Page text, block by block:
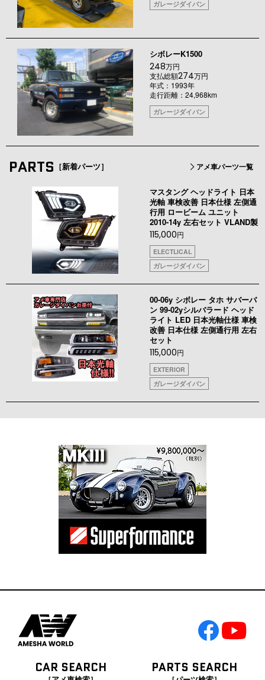
ガレージダイバン
シボレーK1500
248万円
支払総額274万円
年式：1993年
走行距離：24,968km
ガレージダイバン
PARTS ［新着パーツ］ アメ車パーツ一覧
マスタング ヘッドライト 日本
光軸 車検改善 日本仕様 左側通
行用 ロービーム ユニット
2010-14y 左右セット VLAND製
115,000円
ELECTLICAL
ガレージダイバン
00-06y シボレー タホ サバーバ
ン 99-02yシルバラード ヘッド
ライト LED 日本光軸仕様 車検
改善 日本仕様 左側通行用 左右
セット
115,000円
EXTERIOR
ガレージダイバン
CAR SEARCH PARTS SEARCH